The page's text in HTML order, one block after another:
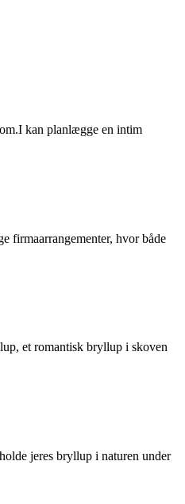
kan planlægge en intim
firmaarrangementer, hvor både
et romantisk bryllup i skoven
jeres bryllup i naturen under